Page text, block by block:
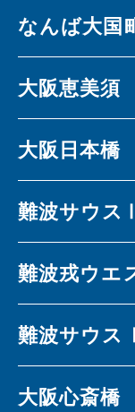
なんば大国
大阪恵美須
大阪日本橋
難波サウス
難波戎ウエ
難波サウスⅠ
大阪心斎橋